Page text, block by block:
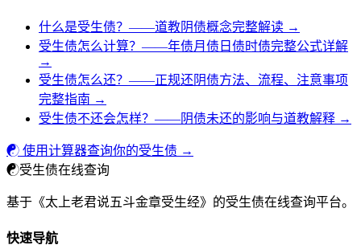
什么是受生债？——道教阴债概念完整解读 →
受生债怎么计算？——年债月债日债时债完整公式详解
→
受生债怎么还？——正规还阴债方法、流程、注意事项
完整指南 →
受生债不还会怎样？——阴债未还的影响与道教解释 →
☯ 使用计算器查询你的受生债 →
☯受生债在线查询
基于《太上老君说五斗金章受生经》的受生债在线查询平台。
快速导航